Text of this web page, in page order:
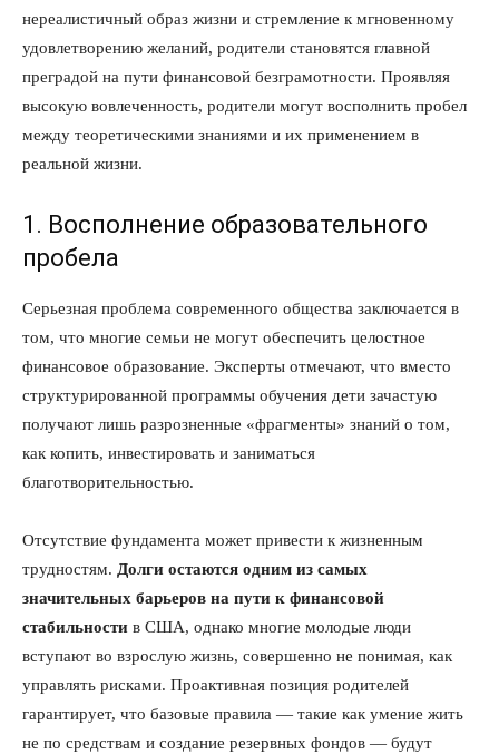
нереалистичный образ жизни и стремление к мгновенному
удовлетворению желаний, родители становятся главной
преградой на пути финансовой безграмотности. Проявляя
высокую вовлеченность, родители могут восполнить пробел
между теоретическими знаниями и их применением в
реальной жизни.
1. Восполнение образовательного
пробела
Серьезная проблема современного общества заключается в
том, что многие семьи не могут обеспечить целостное
финансовое образование. Эксперты отмечают, что вместо
структурированной программы обучения дети зачастую
получают лишь разрозненные «фрагменты» знаний о том,
как копить, инвестировать и заниматься
благотворительностью.
Отсутствие фундамента может привести к жизненным
трудностям. Долги остаются одним из самых
значительных барьеров на пути к финансовой
стабильности в США, однако многие молодые люди
вступают во взрослую жизнь, совершенно не понимая, как
управлять рисками. Проактивная позиция родителей
гарантирует, что базовые правила — такие как умение жить
не по средствам и создание резервных фондов — будут